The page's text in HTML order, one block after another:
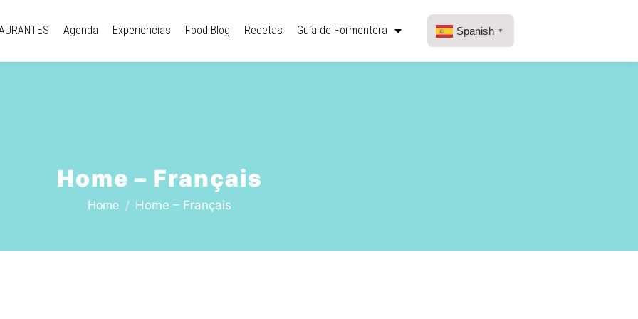
Agenda Experiencias Food Blog Recetas Guía de Formentera Spanish ▼
Home – Français
Home Home – Français